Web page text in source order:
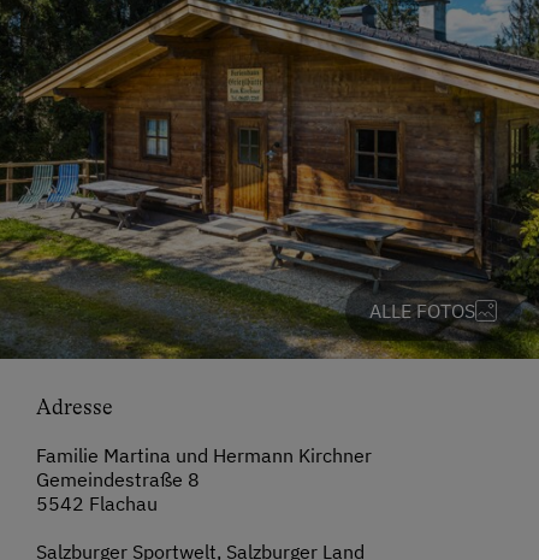
ALLE FOTOS
Adresse
Familie Martina und Hermann Kirchner
Gemeindestraße 8
5542 Flachau
Salzburger Sportwelt, Salzburger Land